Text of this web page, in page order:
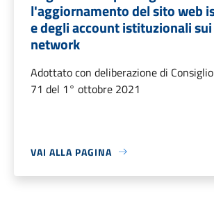
l'aggiornamento del sito web
e degli account istituzionali
network
Adottato con deliberazione di
71 del 1° ottobre 2021
VAI ALLA PAGINA